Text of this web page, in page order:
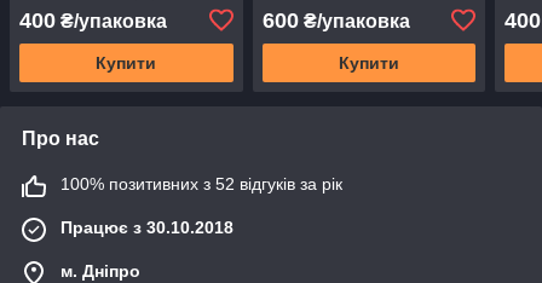
400 ₴/упаковка
Купити
600₴/упаковка
Купити
400
Про нас
100% позитивних з 52 відгуків за рік
Працює з 30.10.2018
м. Дніпро